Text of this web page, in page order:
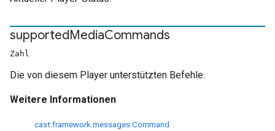
supportedMediaCommands
Zahl
Die von diesem Player unterstützten Befehle.
Weitere Informationen
cast.framework.messages.Command